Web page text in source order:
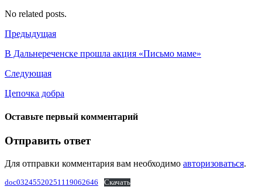
No related posts.
Предыдущая
В Дальнереченске прошла акция «Письмо маме»
Следующая
Цепочка добра
Оставьте первый комментарий
Отправить ответ
Для отправки комментария вам необходимо авторизоваться.
doc03245520251119062646 Скачать